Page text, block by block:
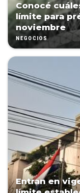
Conocé
límite para
noviembre
NEGOCIOS
Entran en